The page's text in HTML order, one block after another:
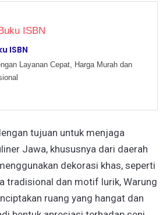
ISBN
Layanan Cepat, Harga Murah dan
tujuan untuk menjaga
Jawa, khususnya dari daerah
dekorasi khas, seperti
tradisional dan motif lurik, Warung
ruang yang hangat dan